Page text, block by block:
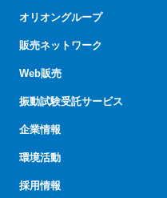
オリオングループ
販売ネットワーク
Web販売
振動試験受託サービス
企業情報
環境活動
採用情報